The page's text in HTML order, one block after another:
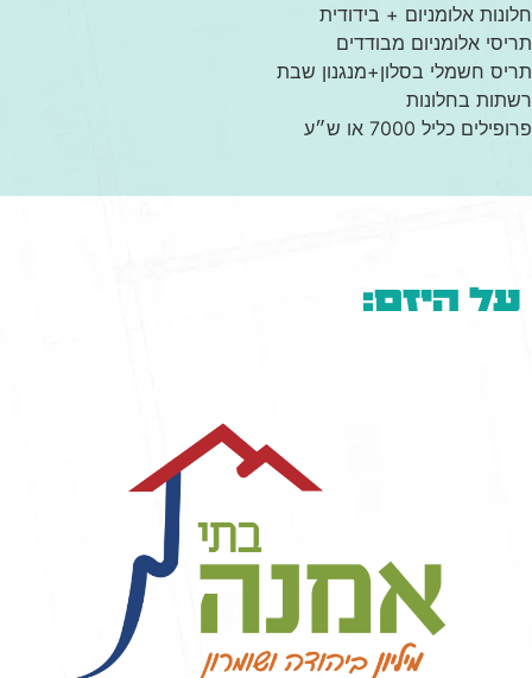
חלונות אלומניום + בידודית
תריסי אלומניום מבודדים
תריס חשמלי בסלון+מנגנון שבת
רשתות בחלונות
פרופילים כליל 7000 או ש״ע
על היזם: